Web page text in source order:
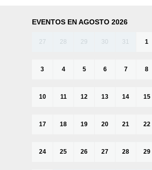
EVENTOS EN AGOSTO 2026
27 28 29 30 31 1
3 4 5 6 7 8
10 11 12 13 14 15
17 18 19 20 21 22
24 25 26 27 28 29